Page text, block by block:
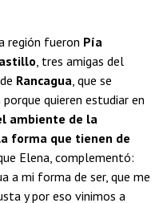
región fueron Pía
, tres amigas del
Rancagua, que se
quieren estudiar en
ambiente de la
forma que tienen de
Elena, complementó:
a mi forma de ser, que me
y por eso vinimos a